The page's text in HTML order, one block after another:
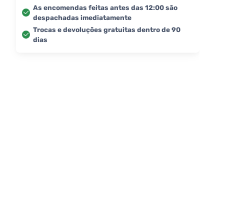
As encomendas feitas antes das 12:00 são
despachadas imediatamente
Trocas e devoluções gratuitas dentro de 90
dias